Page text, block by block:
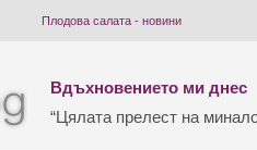
Плодова салата - новини
Вдъхновението ми днес
“Цялата прелест на